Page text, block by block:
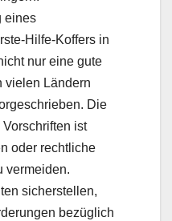
eines
Hilfe-Koffers in
nur eine gute
vielen Ländern
Die
ist
oder rechtliche
vermeiden.
sicherstellen,
bezüglich